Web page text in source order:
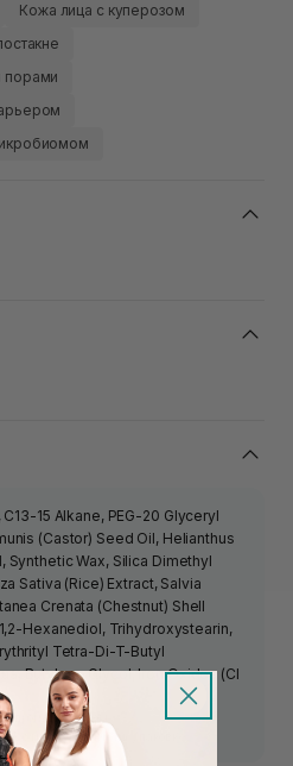
Кожа лица с куперозом
порами
15 Alkane, PEG-20 Glyceryl
(Castor) Seed Oil, Helianthus
Synthetic Wax, Silica Dimethyl
Sativa (Rice) Extract, Salvia
Crenata (Chestnut) Shell
Hexanediol, Trihydroxystearin,
Tetra-Di-T-Butyl
Butylene Glycol, Iron Oxides (CI
производителем.
с информацией на упаковке.